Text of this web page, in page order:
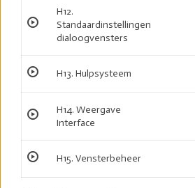
H12.
Standaardinstellingen
dialoogvensters
H13. Hulpsysteem
H14. Weergave
Interface
H15. Vensterbeheer